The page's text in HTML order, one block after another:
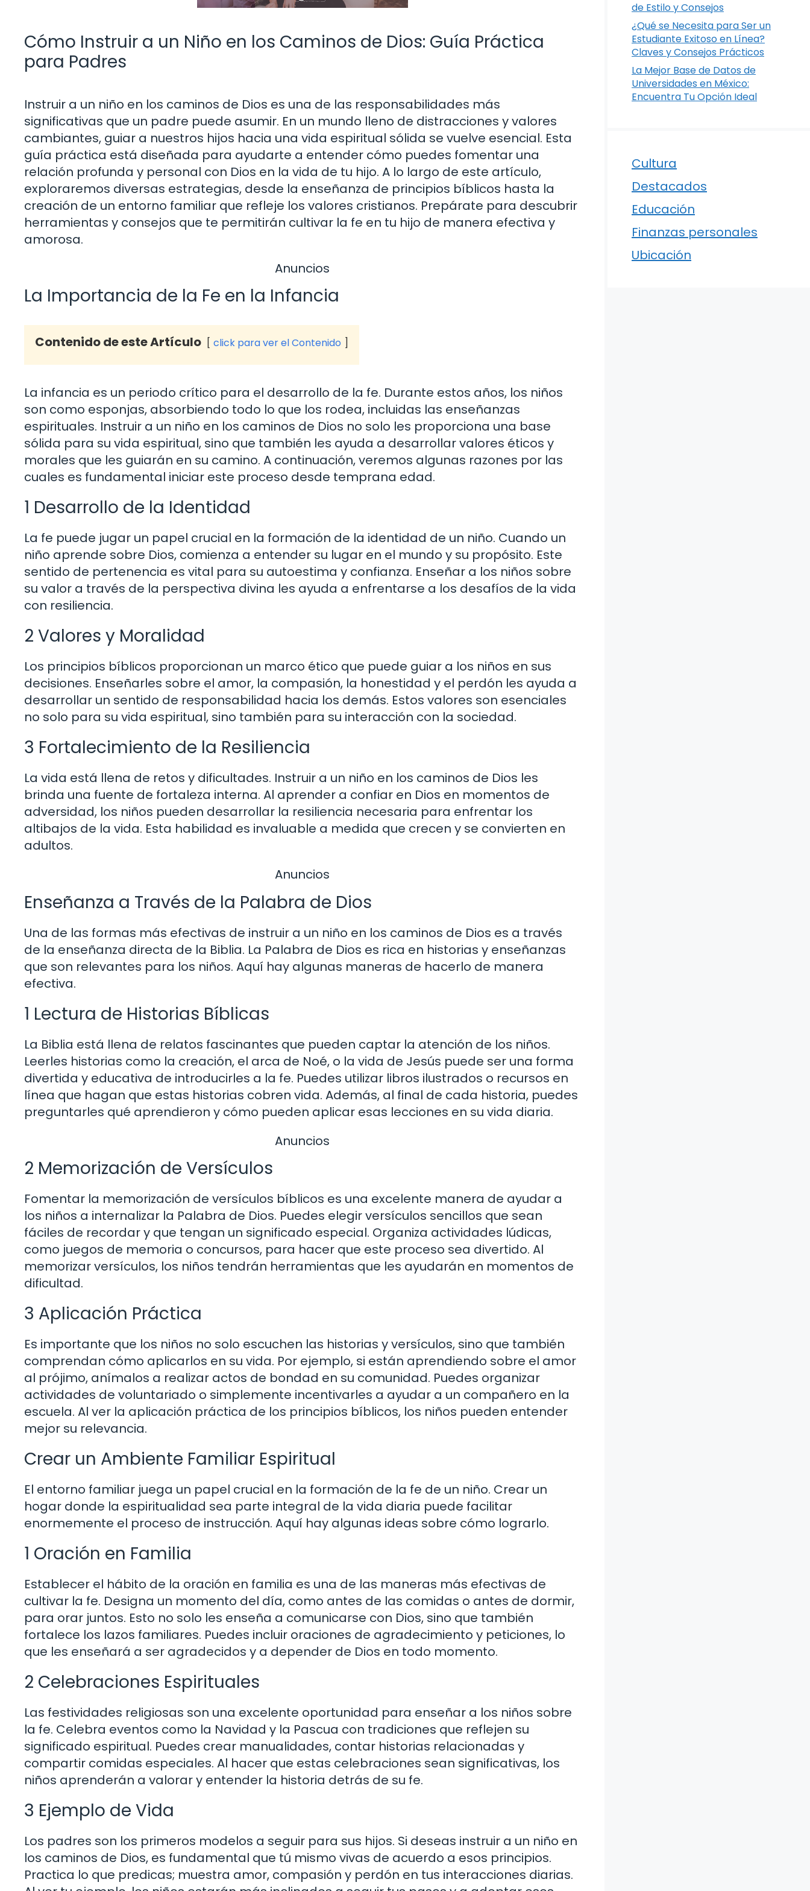
Cómo Instruir a un Niño en los Caminos de Dios: Guía Práctica
para Padres
Instruir a un niño en los caminos de Dios es una de las responsabilidades más
significativas que un padre puede asumir. En un mundo lleno de distracciones y valores
cambiantes, guiar a nuestros hijos hacia una vida espiritual sólida se vuelve esencial. Esta
guía práctica está diseñada para ayudarte a entender cómo puedes fomentar una
relación profunda y personal con Dios en la vida de tu hijo. A lo largo de este artículo,
exploraremos diversas estrategias, desde la enseñanza de principios bíblicos hasta la
creación de un entorno familiar que refleje los valores cristianos. Prepárate para descubrir
herramientas y consejos que te permitirán cultivar la fe en tu hijo de manera efectiva y
amorosa.
Anuncios
La Importancia de la Fe en la Infancia
Contenido de este Artículo click para ver el Contenido
La infancia es un periodo crítico para el desarrollo de la fe. Durante estos años, los niños
son como esponjas, absorbiendo todo lo que los rodea, incluidas las enseñanzas
espirituales. Instruir a un niño en los caminos de Dios no solo les proporciona una base
sólida para su vida espiritual, sino que también les ayuda a desarrollar valores éticos y
morales que les guiarán en su camino. A continuación, veremos algunas razones por las
cuales es fundamental iniciar este proceso desde temprana edad.
1 Desarrollo de la Identidad
La fe puede jugar un papel crucial en la formación de la identidad de un niño. Cuando un
niño aprende sobre Dios, comienza a entender su lugar en el mundo y su propósito. Este
sentido de pertenencia es vital para su autoestima y confianza. Enseñar a los niños sobre
su valor a través de la perspectiva divina les ayuda a enfrentarse a los desafíos de la vida
con resiliencia.
2 Valores y Moralidad
Los principios bíblicos proporcionan un marco ético que puede guiar a los niños en sus
decisiones. Enseñarles sobre el amor, la compasión, la honestidad y el perdón les ayuda a
desarrollar un sentido de responsabilidad hacia los demás. Estos valores son esenciales
no solo para su vida espiritual, sino también para su interacción con la sociedad.
3 Fortalecimiento de la Resiliencia
La vida está llena de retos y dificultades. Instruir a un niño en los caminos de Dios les
brinda una fuente de fortaleza interna. Al aprender a confiar en Dios en momentos de
adversidad, los niños pueden desarrollar la resiliencia necesaria para enfrentar los
altibajos de la vida. Esta habilidad es invaluable a medida que crecen y se convierten en
adultos.
Anuncios
Enseñanza a Través de la Palabra de Dios
Una de las formas más efectivas de instruir a un niño en los caminos de Dios es a través
de la enseñanza directa de la Biblia. La Palabra de Dios es rica en historias y enseñanzas
que son relevantes para los niños. Aquí hay algunas maneras de hacerlo de manera
efectiva.
1 Lectura de Historias Bíblicas
La Biblia está llena de relatos fascinantes que pueden captar la atención de los niños.
Leerles historias como la creación, el arca de Noé, o la vida de Jesús puede ser una forma
divertida y educativa de introducirles a la fe. Puedes utilizar libros ilustrados o recursos en
línea que hagan que estas historias cobren vida. Además, al final de cada historia, puedes
preguntarles qué aprendieron y cómo pueden aplicar esas lecciones en su vida diaria.
Anuncios
2 Memorización de Versículos
Fomentar la memorización de versículos bíblicos es una excelente manera de ayudar a
los niños a internalizar la Palabra de Dios. Puedes elegir versículos sencillos que sean
fáciles de recordar y que tengan un significado especial. Organiza actividades lúdicas,
como juegos de memoria o concursos, para hacer que este proceso sea divertido. Al
memorizar versículos, los niños tendrán herramientas que les ayudarán en momentos de
dificultad.
3 Aplicación Práctica
Es importante que los niños no solo escuchen las historias y versículos, sino que también
comprendan cómo aplicarlos en su vida. Por ejemplo, si están aprendiendo sobre el amor
al prójimo, anímalos a realizar actos de bondad en su comunidad. Puedes organizar
actividades de voluntariado o simplemente incentivarles a ayudar a un compañero en la
escuela. Al ver la aplicación práctica de los principios bíblicos, los niños pueden entender
mejor su relevancia.
Crear un Ambiente Familiar Espiritual
El entorno familiar juega un papel crucial en la formación de la fe de un niño. Crear un
hogar donde la espiritualidad sea parte integral de la vida diaria puede facilitar
enormemente el proceso de instrucción. Aquí hay algunas ideas sobre cómo lograrlo.
1 Oración en Familia
Establecer el hábito de la oración en familia es una de las maneras más efectivas de
cultivar la fe. Designa un momento del día, como antes de las comidas o antes de dormir,
para orar juntos. Esto no solo les enseña a comunicarse con Dios, sino que también
fortalece los lazos familiares. Puedes incluir oraciones de agradecimiento y peticiones, lo
que les enseñará a ser agradecidos y a depender de Dios en todo momento.
2 Celebraciones Espirituales
Las festividades religiosas son una excelente oportunidad para enseñar a los niños sobre
la fe. Celebra eventos como la Navidad y la Pascua con tradiciones que reflejen su
significado espiritual. Puedes crear manualidades, contar historias relacionadas y
compartir comidas especiales. Al hacer que estas celebraciones sean significativas, los
niños aprenderán a valorar y entender la historia detrás de su fe.
3 Ejemplo de Vida
Los padres son los primeros modelos a seguir para sus hijos. Si deseas instruir a un niño en
los caminos de Dios, es fundamental que tú mismo vivas de acuerdo a esos principios.
Practica lo que predicas; muestra amor, compasión y perdón en tus interacciones diarias.
de Estilo y Consejos
¿Qué se Necesita para Ser un
Estudiante Exitoso en Línea?
Claves y Consejos Prácticos
La Mejor Base de Datos de
Universidades en México:
Encuentra Tu Opción Ideal
Cultura
Destacados
Educación
Finanzas personales
Ubicación